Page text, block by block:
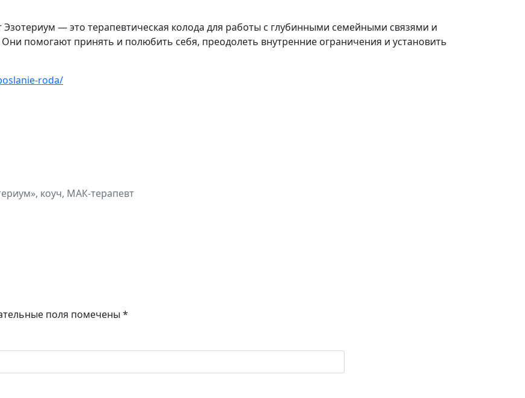
— это терапевтическая колода для работы с глубинными семейными связями и
помогают принять и полюбить себя, преодолеть внутренние ограничения и установить
roda/
коуч, МАК-терапевт
поля помечены *